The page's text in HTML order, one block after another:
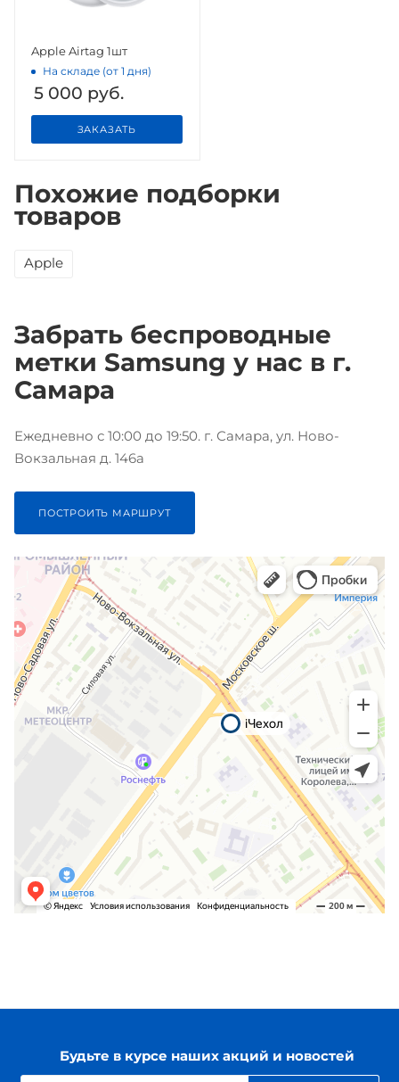
Apple Airtag 1шт
На складе (от 1 дня)
5 000 руб.
ЗАКАЗАТЬ
Похожие подборки
товаров
Apple
Забрать беспроводные
метки Samsung у нас в г.
Самара
Ежедневно с 10:00 до 19:50. г. Самара, ул. Ново-
Вокзальная д. 146а
ПОСТРОИТЬ МАРШРУТ
Будьте в курсе наших акций и новостей